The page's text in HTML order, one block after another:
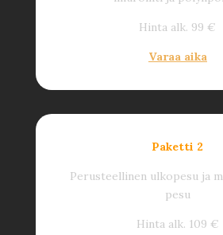
Hinta alk. 99 €
Varaa aika
Paketti 2
Perusteellinen ulkopesu ja
pesu
Hinta alk. 109 €